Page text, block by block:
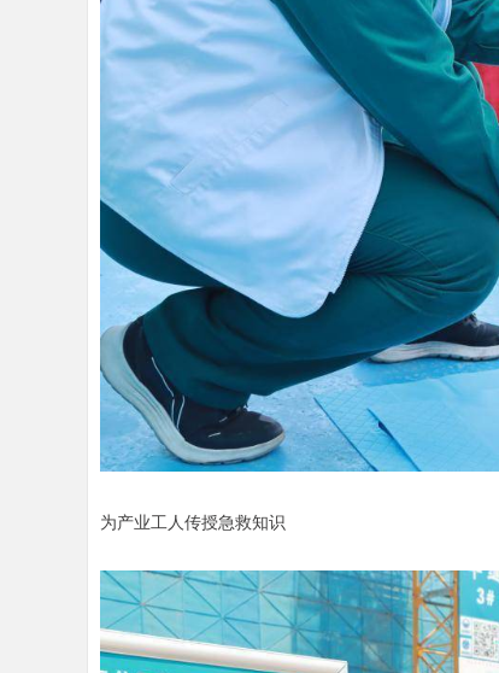
为产业工人传授急救知识